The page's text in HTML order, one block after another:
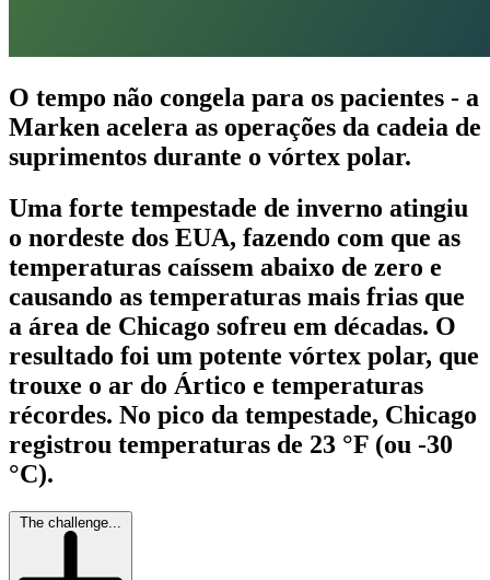
O tempo não congela para os pacientes - a
Marken acelera as operações da cadeia de
suprimentos durante o vórtex polar.
Uma forte tempestade de inverno atingiu
o nordeste dos EUA, fazendo com que as
temperaturas caíssem abaixo de zero e
causando as temperaturas mais frias que
a área de Chicago sofreu em décadas. O
resultado foi um potente vórtex polar, que
trouxe o ar do Ártico e temperaturas
récordes. No pico da tempestade, Chicago
registrou temperaturas de 23 °F (ou -30
°C).
The challenge...